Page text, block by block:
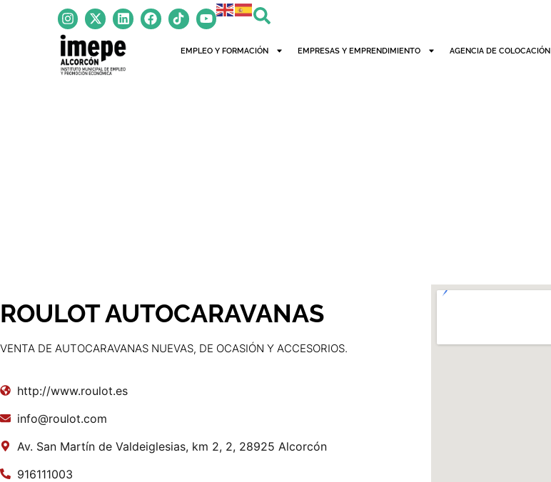
EMPLEO Y FORMACIÓN EMPRESAS Y EMPRENDIMIENTO AGENCIA DE COLOCACIÓN
ROULOT AUTOCARAVANAS
VENTA DE AUTOCARAVANAS NUEVAS, DE OCASIÓN Y ACCESORIOS.
http://www.roulot.es
info@roulot.com
Av. San Martín de Valdeiglesias, km 2, 2, 28925 Alcorcón
916111003